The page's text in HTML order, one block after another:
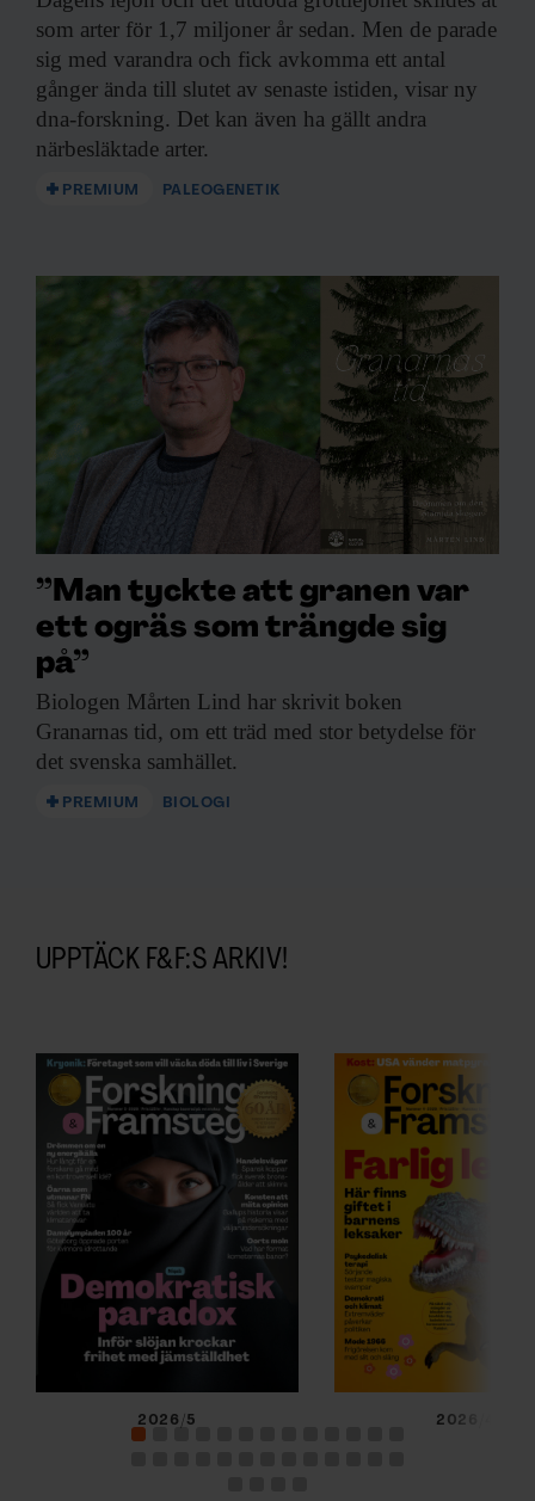
som arter för 1,7 miljoner år sedan. Men de parade
sig med varandra och fick avkomma ett antal
gånger ända till slutet av senaste istiden, visar ny
dna-forskning. Det kan även ha gällt andra
närbesläktade arter.
PREMIUM PALEOGENETIK
”Man tyckte att granen var
ett ogräs som trängde sig
på”
Biologen Mårten Lind har skrivit boken
Granarnas tid, om ett träd med stor betydelse för
det svenska samhället.
PREMIUM BIOLOGI
UPPTÄCK F&F:S ARKIV!
2026/5 2026/4